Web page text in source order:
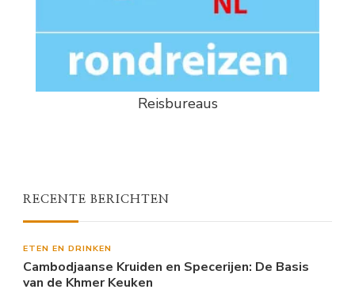
Reisbureaus
RECENTE BERICHTEN
ETEN EN DRINKEN
Cambodjaanse Kruiden en Specerijen: De Basis
van de Khmer Keuken